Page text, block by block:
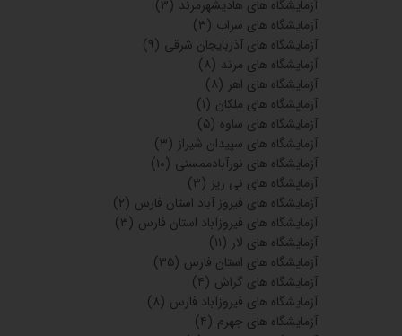
آزمایشگاه های هادیشهرمرند (۳)
آزمایشگاه های سراب (۳)
آزمایشگاه های آذربایجان شرقی (۹)
آزمایشگاه های مرند (۸)
آزمایشگاه های اهر (۸)
آزمایشگاه های ملکان (۱)
آزمایشگاه های ساوه (۵)
آزمایشگاه های سپیدان شیراز (۳)
آزمایشگاه های نورآبادممسنی (۱۰)
آزمایشگاه های نی ریز (۳)
آزمایشگاه های فیروز آباد استان فارس (۲)
آزمایشگاه های فیروزآباد استان فارس (۳)
آزمایشگاه های لار (۱۱)
آزمایشگاه های استان فارس (۳۵)
آزمایشگاه های گراش (۴)
آزمایشگاه های فیروزآباد فارس (۸)
آزمایشگاه های جهرم (۴)